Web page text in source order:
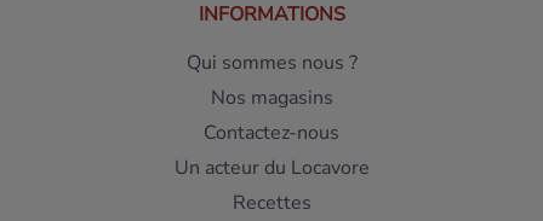
INFORMATIONS
Qui sommes nous ?
Nos magasins
Contactez-nous
Un acteur du Locavore
Recettes